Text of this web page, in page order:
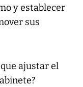
y establecer
sus
ajustar el